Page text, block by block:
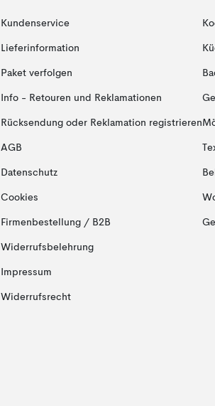
Kundenservice
Lieferinformation
Paket verfolgen
Info - Retouren und Reklamationen
Rücksendung oder Reklamation registrieren
AGB
Datenschutz
Cookies
Firmenbestellung / B2B
Widerrufsbelehrung
Impressum
Widerrufsrecht